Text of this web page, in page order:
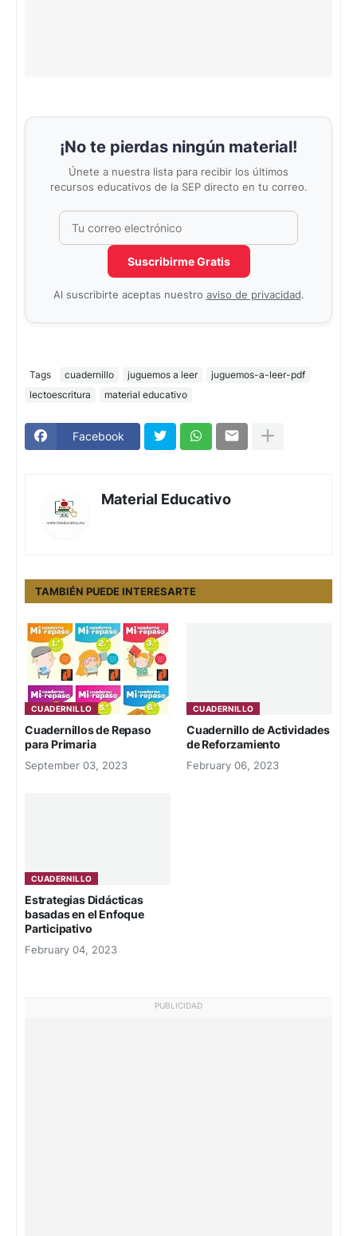
¡No te pierdas ningún material!
Únete a nuestra lista para recibir los últimos
recursos educativos de la SEP directo en tu correo.
No completar este campo
Suscribirme Gratis
Al suscribirte aceptas nuestro aviso de privacidad.
Tags cuadernillo juguemos a leer
juguemos-a-leer-pdf
lectoescritura
material educativo
Facebook
Material Educativo
TAMBIÉN PUEDE INTERESARTE
CUADERNILLO
Cuadernillos de Repaso
para Primaria
September 03, 2023
CUADERNILLO
Cuadernillo de Actividades
de Reforzamiento
February 06, 2023
CUADERNILLO
Estrategias Didácticas
basadas en el Enfoque
Participativo
February 04, 2023
PUBLICIDAD